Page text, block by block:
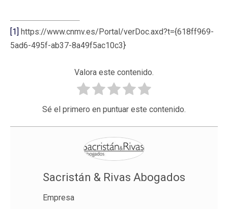
[1] https://www.cnmv.es/Portal/verDoc.axd?t={618ff969-
5ad6-495f-ab37-8a49f5ac10c3}
Valora este contenido.
Sé el primero en puntuar este contenido.
Sacristán & Rivas Abogados
Empresa